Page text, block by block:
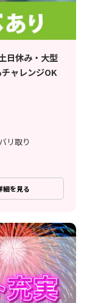
日休み・大型
ャレンジOK
リ取り
細を見る